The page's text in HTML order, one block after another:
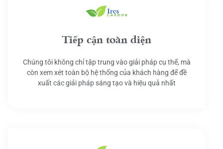
Tiếp cận toàn diện
Chúng tôi không chỉ tập trung vào giải pháp cụ thể, mà
còn xem xét toàn bộ hệ thống của khách hàng để đề
xuất các giải pháp sáng tạo và hiệu quả nhất